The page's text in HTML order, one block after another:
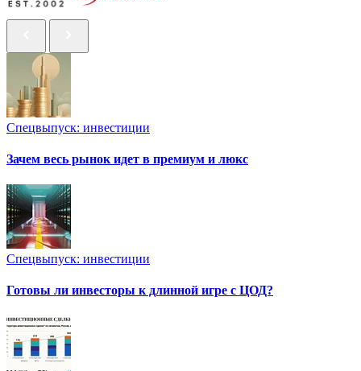
Спецвыпуск: инвестиции
Зачем весь рынок идет в премиум и люкс
Спецвыпуск: инвестиции
Готовы ли инвесторы к длинной игре с ЦОД?